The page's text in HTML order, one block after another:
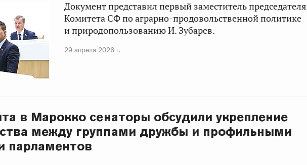
Документ представил первый заместитель председателя
Комитета СФ по аграрно-продовольственной политике
и природопользованию И. Зубарев.
29 апреля 2026 г.
в Марокко сенаторы обсудили укрепление
между группами дружбы и профильными
парламентов